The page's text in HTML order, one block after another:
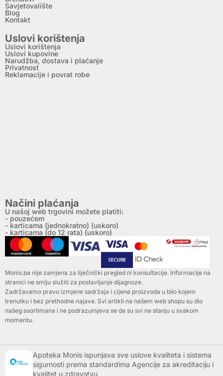
Savjetovalište
Blog
Kontakt
Uslovi korištenja
Uslovi korištenja
Uslovi kupovine
Narudžba, dostava i plaćanje
Privatnost
Reklamacije i povrat robe
Načini plaćanja
U našoj web trgovini možete platiti:
- pouzećem
- karticama (jednokratno) (uskoro)
- karticama (do 12 rata) (uskoro)
Monis.ba nije zamjena za liječnički pregled ni konsultacije. Informacije na
stranici ne smiju služiti za postavljanje dijagnoze.
Zadržavamo pravo izmjene sadržaja i cijene proizvoda u bilo kojem
trenutku i bez prethodne najave. Svi artikli na našem web shopu su dio
našeg asortimana i ne podrazumjeva se da su svi na stanju u svakom
momentu.
Apoteka Monis ispunjava sve uslove kvaliteta i sistema
sigurnosti prema standardima Agencije za akreditaciju i
kvalitet u zdravstvu